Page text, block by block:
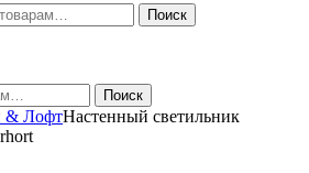
Поиск
Поиск
& ЛофтНастенный светильник